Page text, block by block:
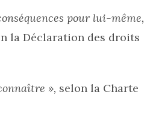
pour lui-même,
la Déclaration des droits
», selon la Charte